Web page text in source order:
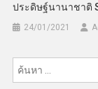
ประดิษฐ์นานาชาติ
24/01/2021